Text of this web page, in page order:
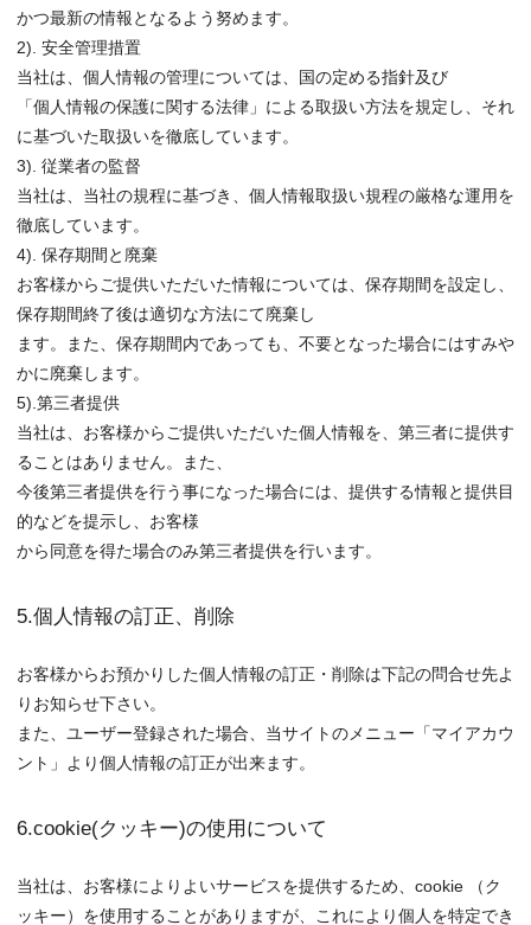
かつ最新の情報となるよう努めます。
2). 安全管理措置
当社は、個人情報の管理については、国の定める指針及び
「個人情報の保護に関する法律」による取扱い方法を規定し、それ
に基づいた取扱いを徹底しています。
3). 従業者の監督
当社は、当社の規程に基づき、個人情報取扱い規程の厳格な運用を
徹底しています。
4). 保存期間と廃棄
お客様からご提供いただいた情報については、保存期間を設定し、
保存期間終了後は適切な方法にて廃棄し
ます。また、保存期間内であっても、不要となった場合にはすみや
かに廃棄します。
5).第三者提供
当社は、お客様からご提供いただいた個人情報を、第三者に提供す
ることはありません。また、
今後第三者提供を行う事になった場合には、提供する情報と提供目
的などを提示し、お客様
から同意を得た場合のみ第三者提供を行います。
5.個人情報の訂正、削除
お客様からお預かりした個人情報の訂正・削除は下記の問合せ先よ
りお知らせ下さい。
また、ユーザー登録された場合、当サイトのメニュー「マイアカウ
ント」より個人情報の訂正が出来ます。
6.cookie(クッキー)の使用について
当社は、お客様によりよいサービスを提供するため、cookie （ク
ッキー）を使用することがありますが、これにより個人を特定でき